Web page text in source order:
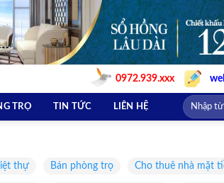
0972.939.xxx
TRỌ TIN TỨC LIÊN HỆ
thự Bán phòng trọ Cho thuê nhà mặt